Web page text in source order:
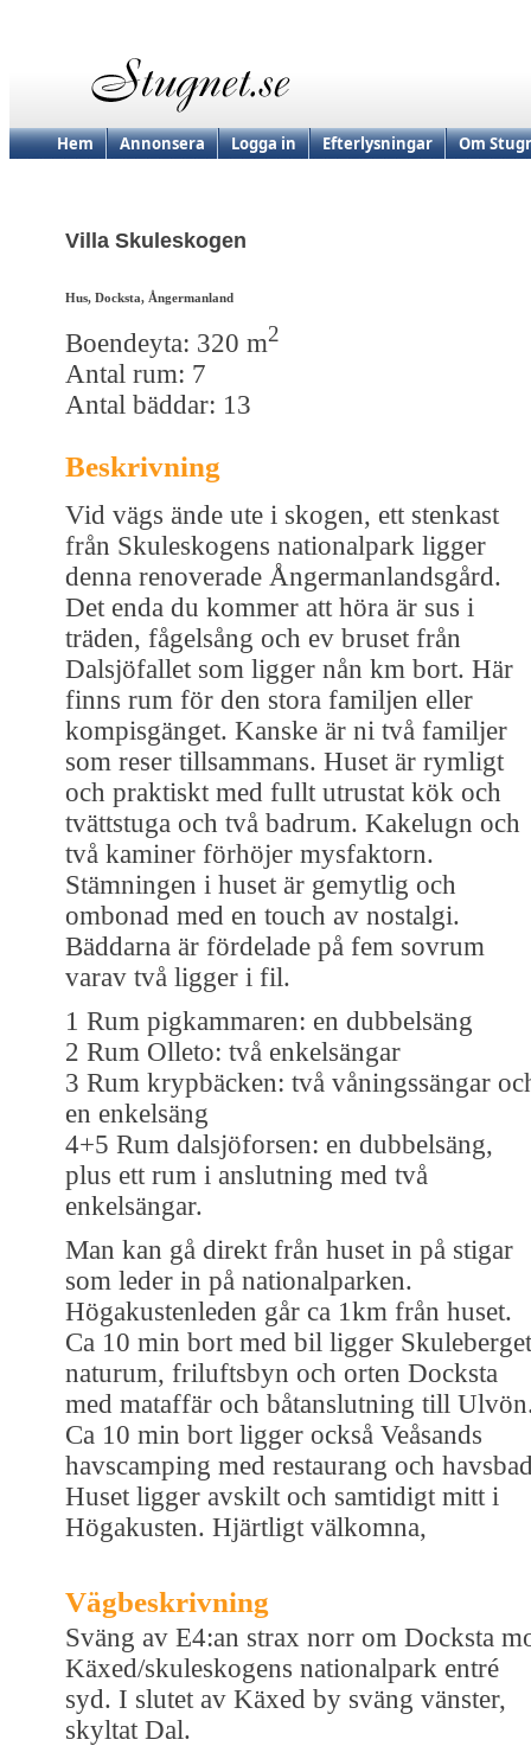
Hem Annonsera Logga in Efterlysningar Om
Villa Skuleskogen
Hus, Docksta, Ångermanland
Boendeyta: 320 m2
Antal rum: 7
Antal bäddar: 13
Beskrivning
Vid vägs ände ute i skogen, ett stenkast
från Skuleskogens nationalpark ligger
denna renoverade Ångermanlandsgård.
Det enda du kommer att höra är sus i
träden, fågelsång och ev bruset från
Dalsjöfallet som ligger nån km bort. Här
finns rum för den stora familjen eller
kompisgänget. Kanske är ni två familjer
som reser tillsammans. Huset är rymligt
och praktiskt med fullt utrustat kök och
tvättstuga och två badrum. Kakelugn och
två kaminer förhöjer mysfaktorn.
Stämningen i huset är gemytlig och
ombonad med en touch av nostalgi.
Bäddarna är fördelade på fem sovrum
varav två ligger i fil.
1 Rum pigkammaren: en dubbelsäng
2 Rum Olleto: två enkelsängar
3 Rum krypbäcken: två våningssängar
en enkelsäng
4+5 Rum dalsjöforsen: en dubbelsäng,
plus ett rum i anslutning med två
enkelsängar.
Man kan gå direkt från huset in på stigar
som leder in på nationalparken.
Högakustenleden går ca 1km från huset.
Ca 10 min bort med bil ligger
naturum, friluftsbyn och orten Docksta
med mataffär och båtanslutning till
Ca 10 min bort ligger också Veåsands
havscamping med restaurang och
Huset ligger avskilt och samtidigt mitt i
Högakusten. Hjärtligt välkomna,
Vägbeskrivning
Sväng av E4:an strax norr om Docksta
Käxed/skuleskogens nationalpark entré
syd. I slutet av Käxed by sväng vänster,
skyltat Dal.